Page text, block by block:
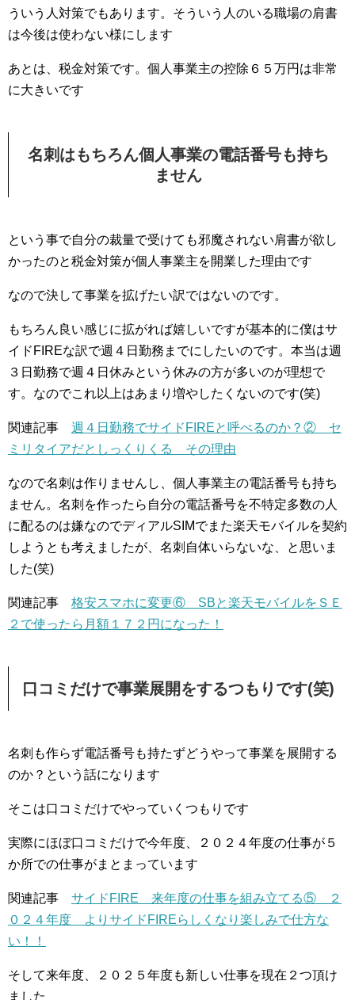
ういう人対策でもあります。そういう人のいる職場の肩書
は今後は使わない様にします
あとは、税金対策です。個人事業主の控除６５万円は非常
に大きいです
名刺はもちろん個人事業の電話番号も持ち
ません
という事で自分の裁量で受けても邪魔されない肩書が欲し
かったのと税金対策が個人事業主を開業した理由です
なので決して事業を拡げたい訳ではないのです。
もちろん良い感じに拡がれば嬉しいですが基本的に僕はサ
イドFIREな訳で週４日勤務までにしたいのです。本当は週
３日勤務で週４日休みという休みの方が多いのが理想で
す。なのでこれ以上はあまり増やしたくないのです(笑)
関連記事 週４日勤務でサイドFIREと呼べるのか？② セ
ミリタイアだとしっくりくる その理由
なので名刺は作りませんし、個人事業主の電話番号も持ち
ません。名刺を作ったら自分の電話番号を不特定多数の人
に配るのは嫌なのでディアルSIMでまた楽天モバイルを契約
しようとも考えましたが、名刺自体いらないな、と思いま
した(笑)
関連記事 格安スマホに変更⑥ SBと楽天モバイルをＳＥ
２で使ったら月額１７２円になった！
口コミだけで事業展開をするつもりです(笑)
名刺も作らず電話番号も持たずどうやって事業を展開する
のか？という話になります
そこは口コミだけでやっていくつもりです
実際にほぼ口コミだけで今年度、２０２４年度の仕事が５
か所での仕事がまとまっています
関連記事 サイドFIRE 来年度の仕事を組み立てる⑤ ２
０２４年度 よりサイドFIREらしくなり楽しみで仕方な
い！！
そして来年度、２０２５年度も新しい仕事を現在２つ頂け
ました